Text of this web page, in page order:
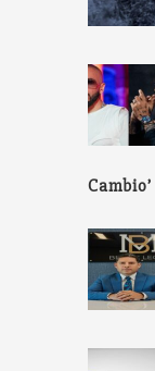
Cambio’